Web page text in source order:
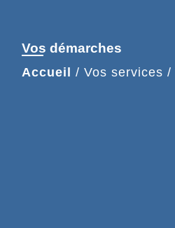
Vos démarches
Accueil / Vos services /